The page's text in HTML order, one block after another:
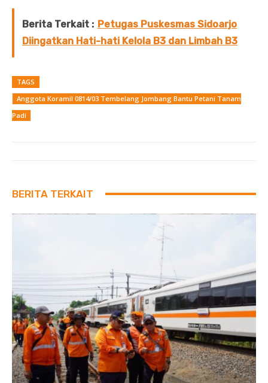
Berita Terkait : Petugas Puskesmas Sidoarjo
Diingatkan Hati-hati Kelola B3 dan Limbah B3
TAGS
Anggota Koramil 0814/03 Tembelang Jombang Bantu Petani Tanam
Padi
BERITA TERKAIT